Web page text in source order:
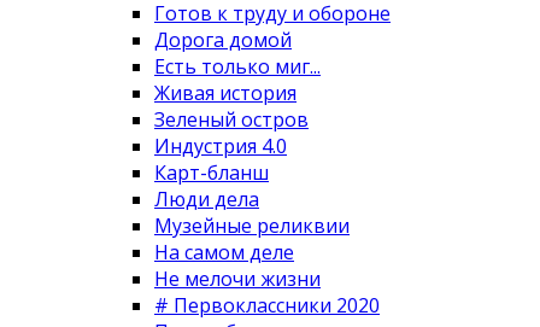
Готов к труду и обороне
Дорога домой
Есть только миг...
Живая история
Зеленый остров
Индустрия 4.0
Карт-бланш
Люди дела
Музейные реликвии
На самом деле
Не мелочи жизни
# Первоклассники 2020